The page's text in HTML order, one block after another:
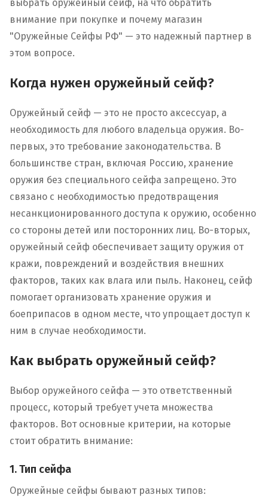
выбрать оружейный сейф, на что обратить
внимание при покупке и почему магазин
"Оружейные Сейфы РФ" — это надежный партнер в
этом вопросе.
Когда нужен оружейный сейф?
Оружейный сейф — это не просто аксессуар, а
необходимость для любого владельца оружия. Во-
первых, это требование законодательства. В
большинстве стран, включая Россию, хранение
оружия без специального сейфа запрещено. Это
связано с необходимостью предотвращения
несанкционированного доступа к оружию, особенно
со стороны детей или посторонних лиц. Во-вторых,
оружейный сейф обеспечивает защиту оружия от
кражи, повреждений и воздействия внешних
факторов, таких как влага или пыль. Наконец, сейф
помогает организовать хранение оружия и
боеприпасов в одном месте, что упрощает доступ к
ним в случае необходимости.
Как выбрать оружейный сейф?
Выбор оружейного сейфа — это ответственный
процесс, который требует учета множества
факторов. Вот основные критерии, на которые
стоит обратить внимание:
1. Тип сейфа
Оружейные сейфы бывают разных типов: